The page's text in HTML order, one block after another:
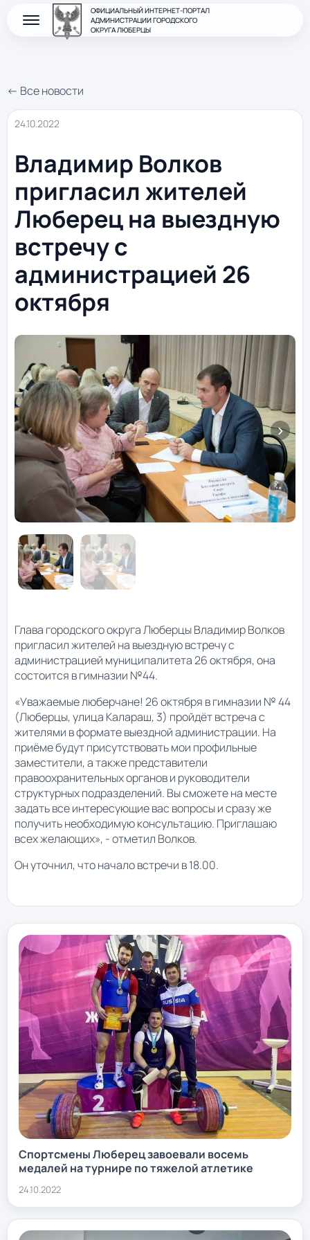
ОФИЦИАЛЬНЫЙ ИНТЕРНЕТ-ПОРТАЛ
АДМИНИСТРАЦИИ ГОРОДСКОГО
ОКРУГА ЛЮБЕРЦЫ
← Все новости
24.10.2022
Владимир Волков
пригласил жителей
Люберец на выездную
встречу с
администрацией 26
октября
Глава городского округа Люберцы Владимир Волков
пригласил жителей на выездную встречу с
администрацией муниципалитета 26 октября, она
состоится в гимназии №44.
«Уважаемые люберчане! 26 октября в гимназии № 44
(Люберцы, улица Калараш, 3) пройдёт встреча с
жителями в формате выездной администрации. На
приёме будут присутствовать мои профильные
заместители, а также представители
правоохранительных органов и руководители
структурных подразделений. Вы сможете на месте
задать все интересующие вас вопросы и сразу же
получить необходимую консультацию. Приглашаю
всех желающих», - отметил Волков.
Он уточнил, что начало встречи в 18.00.
Спортсмены Люберец завоевали восемь
медалей на турнире по тяжелой атлетике
24.10.2022